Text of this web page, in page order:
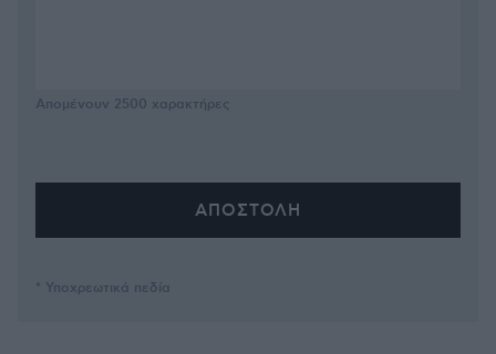
Απομένουν 2500 χαρακτήρες
* Υποχρεωτικά πεδία